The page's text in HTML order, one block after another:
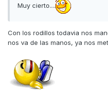
Muy cierto....
Con los rodillos todavia nos
nos va de las manos, ya nos